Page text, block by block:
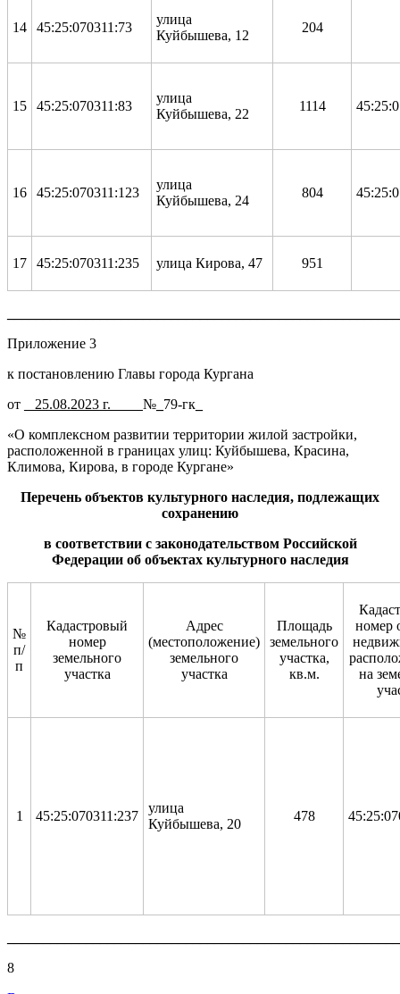
14 45:25:070311:73
улица
Куйбышева, 12
204
15 45:25:070311:83
улица
Куйбышева, 22
1114
16 45:25:070311:123
улица
Куйбышева, 24
804
17 45:25:070311:235 улица Кирова, 47 951
Приложение 3
к постановлению Главы города Кургана
от
25.08.2023 г. № 79-гк
«О комплексном развитии территории жилой застройки,
расположенной в границах улиц: Куйбышева, Красина,
Климова, Кирова, в городе Кургане»
Перечень объектов культурного наследия, подлежащих
сохранению
в соответствии с законодательством Российской
Федерации об объектах культурного наследия
№
п/
п
Кадастровый
номер
земельного
участка
Адрес
(местоположение)
земельного
участка
Площадь
земельного
участка,
кв.м.
номер
на
1 45:25:070311:237
улица
Куйбышева, 20
478
8